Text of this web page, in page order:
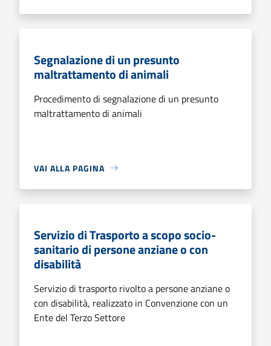
Segnalazione di un presunto
maltrattamento di animali
Procedimento di segnalazione di un presunto
maltrattamento di animali
VAI ALLA PAGINA
Servizio di Trasporto a scopo socio-
sanitario di persone anziane o con
disabilità
Servizio di trasporto rivolto a persone anziane o
con disabilità, realizzato in Convenzione con un
Ente del Terzo Settore